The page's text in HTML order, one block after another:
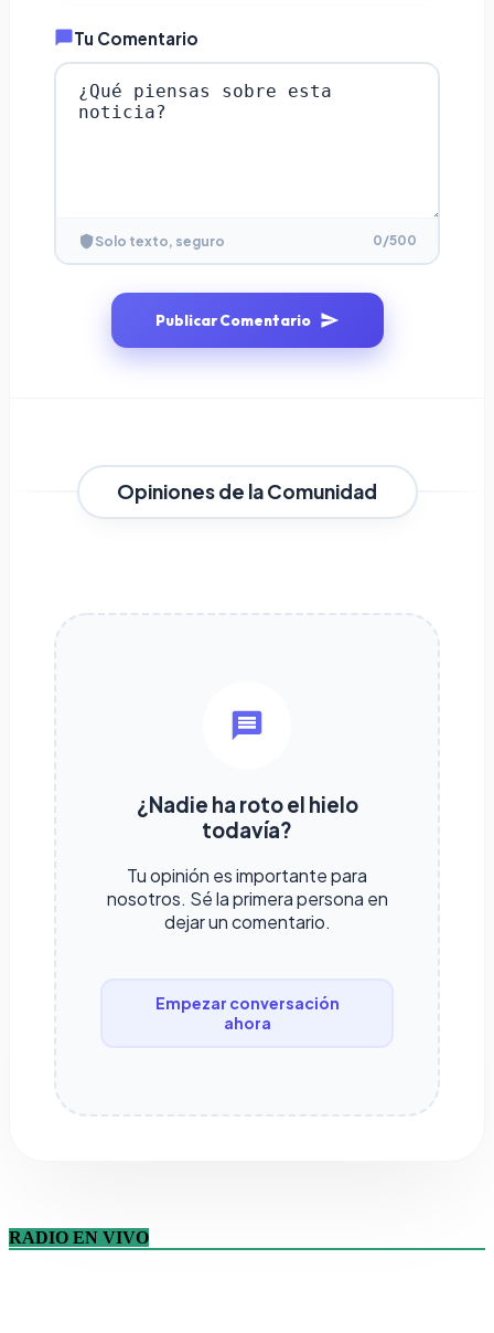
Tu Comentario
Solo texto, seguro 0/500
Publicar Comentario
Opiniones de la Comunidad
¿Nadie ha roto el hielo
todavía?
Tu opinión es importante para
nosotros. Sé la primera persona en
dejar un comentario.
Empezar conversación
ahora
RADIO EN VIVO